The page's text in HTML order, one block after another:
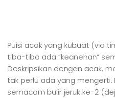
Puisi acak yang kubuat (via
tiba-tiba ada “keanehan”
Deskripsikan dengan acak,
tak perlu ada yang mengerti.
semacam bulir jeruk ke-2